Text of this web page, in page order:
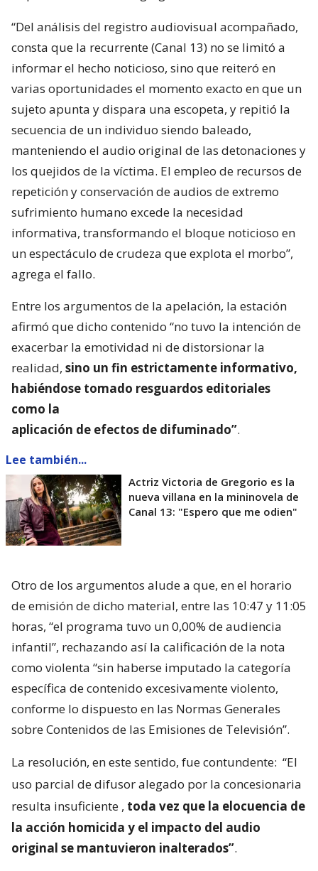
“Del análisis del registro audiovisual acompañado,
consta que la recurrente (Canal 13) no se limitó a
informar el hecho noticioso, sino que reiteró en
varias oportunidades el momento exacto en que un
sujeto apunta y dispara una escopeta, y repitió la
secuencia de un individuo siendo baleado,
manteniendo el audio original de las detonaciones y
los quejidos de la víctima. El empleo de recursos de
repetición y conservación de audios de extremo
sufrimiento humano excede la necesidad
informativa, transformando el bloque noticioso en
un espectáculo de crudeza que explota el morbo”,
agrega el fallo.
Entre los argumentos de la apelación, la estación
afirmó que dicho contenido “no tuvo la intención de
exacerbar la emotividad ni de distorsionar la
realidad, sino un fin estrictamente informativo,
habiéndose tomado resguardos editoriales
como la
aplicación de efectos de difuminado”.
Lee también...
Actriz Victoria de Gregorio es la
nueva villana en la mininovela de
Canal 13: "Espero que me odien"
Otro de los argumentos alude a que, en el horario
de emisión de dicho material, entre las 10:47 y 11:05
horas, “el programa tuvo un 0,00% de audiencia
infantil”, rechazando así la calificación de la nota
como violenta “sin haberse imputado la categoría
específica de contenido excesivamente violento,
conforme lo dispuesto en las Normas Generales
sobre Contenidos de las Emisiones de Televisión”.
La resolución, en este sentido, fue contundente: “El
uso parcial de difusor alegado por la concesionaria
resulta insuficiente , toda vez que la elocuencia de
la acción homicida y el impacto del audio
original se mantuvieron inalterados”.